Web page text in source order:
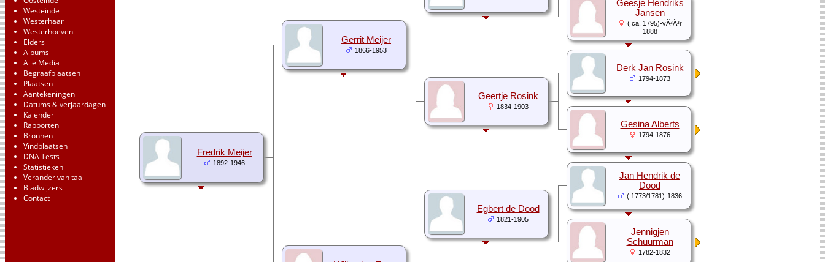
Westeinde
Westerhaar
Westerhoeven
Elders
Albums
Alle Media
Begraafplaatsen
Plaatsen
Aantekeningen
Datums & verjaardagen
Kalender
Rapporten
Bronnen
Vindplaatsen
DNA Tests
Statistieken
Verander van taal
Bladwijzers
Contact
Fredrik Meijer
1892-1946
Gerrit Meijer
1866-1953
Geesje Hendriks
Jansen
( ca. 1795)-vÃ³Ã³r
1888
Geertje Rosink
1834-1903
Derk Jan Rosink
1794-1873
Gesina Alberts
1794-1876
Egbert de Dood
1821-1905
Jan Hendrik de
Dood
( 1773/1781)-1836
Jennigjen
Schuurman
1782-1832